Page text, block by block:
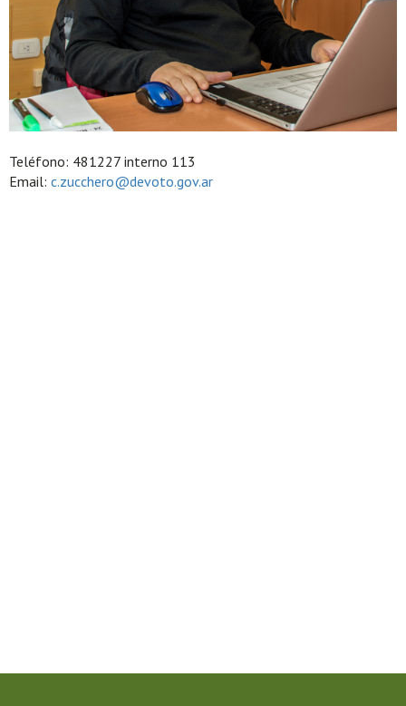
Teléfono: 481227 interno 113
Email: c.zucchero@devoto.gov.ar